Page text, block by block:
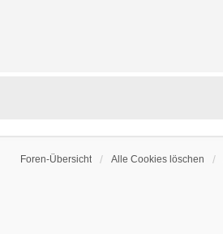
Foren-Übersicht Alle Cookies löschen